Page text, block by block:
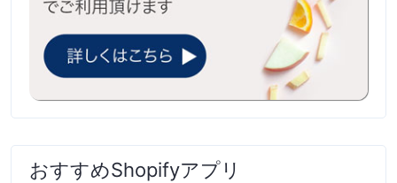
おすすめShopifyアプリ